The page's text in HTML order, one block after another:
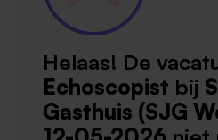
Helaas! De
Echoscopist bij
Gasthuis (SJG